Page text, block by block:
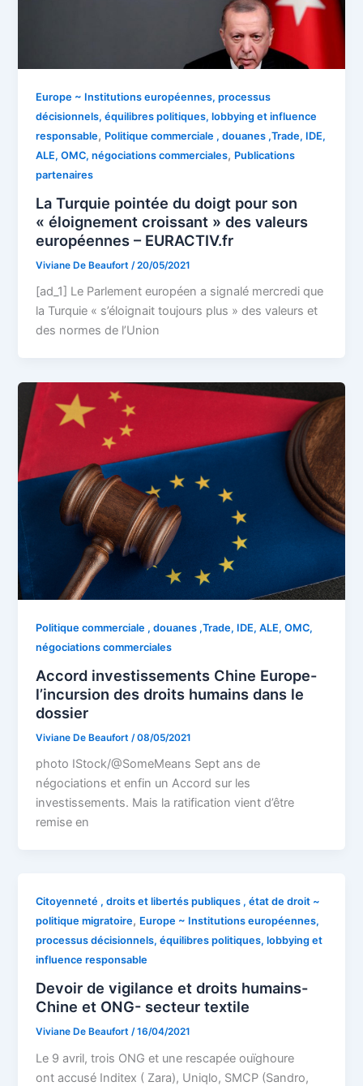
Europe ~ Institutions européennes, processus
décisionnels, équilibres politiques, lobbying et influence
responsable, Politique commerciale , douanes ,Trade, IDE,
ALE, OMC, négociations commerciales, Publications
partenaires
La Turquie pointée du doigt pour son
« éloignement croissant » des valeurs
européennes – EURACTIV.fr
Viviane De Beaufort /20/05/2021
[ad_1] Le Parlement européen a signalé mercredi que
la Turquie « s’éloignait toujours plus » des valeurs et
des normes de l’Union
Politique commerciale , douanes ,Trade, IDE, ALE, OMC,
négociations commerciales
Accord investissements Chine Europe-
l’incursion des droits humains dans le
dossier
Viviane De Beaufort /08/05/2021
photo IStock/@SomeMeans Sept ans de
négociations et enfin un Accord sur les
investissements. Mais la ratification vient d’être
remise en
Citoyenneté , droits et libertés publiques , état de droit ~
politique migratoire, Europe ~ Institutions européennes,
processus décisionnels, équilibres politiques, lobbying et
influence responsable
Devoir de vigilance et droits humains-
Chine et ONG- secteur textile
Viviane De Beaufort/16/04/2021
Le 9 avril, trois ONG et une rescapée ouïghoure
ont accusé Inditex ( Zara), Uniqlo, SMCP (Sandro,